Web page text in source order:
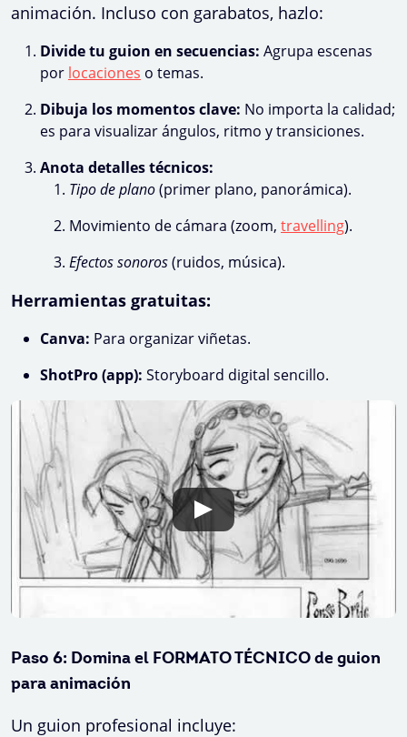
animación. Incluso con garabatos, hazlo:
Divide tu guion en secuencias: Agrupa escenas
por locaciones o temas.
Dibuja los momentos clave: No importa la calidad;
es para visualizar ángulos, ritmo y transiciones.
Anota detalles técnicos:
Tipo de plano(primer plano, panorámica).
Movimiento de cámara (zoom, travelling).
Efectos sonoros(ruidos, música).
Herramientas gratuitas:
Canva: Para organizar viñetas.
ShotPro (app): Storyboard digital sencillo.
Paso 6: Domina el FORMATO TÉCNICO de guion
para animación
Un guion profesional incluye: